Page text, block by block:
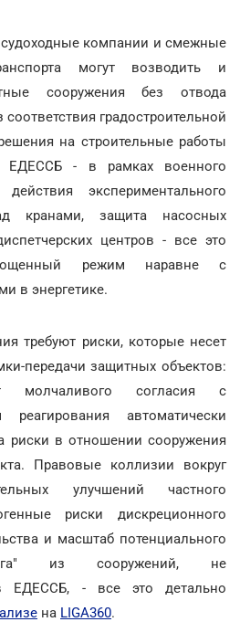
компании и смежные
могут возводить и
сооружения без отвода
соответствия градостроительной
на строительные работы
ЕДЕССБ - в рамках военного
экспериментального
кранами, защита насосных
центров - все это
режим наравне с
в энергетике.
требуют риски, которые несет
передачи защитных объектов:
молчаливого согласия с
автоматически
риски в отношении сооружения
Правовые коллизии вокруг
улучшений частного
риски дискреционного
и масштаб потенциального
из сооружений, не
в ЕДЕССБ, - все это детально
на LIGA360.